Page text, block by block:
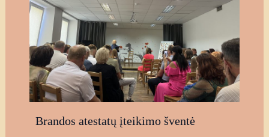
Brandos atestatų įteikimo šventė